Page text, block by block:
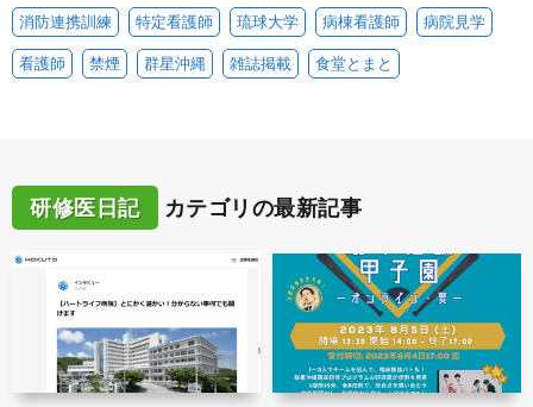
消防連携訓練 特定看護師 琉球大学 病棟看護師 病院見学
看護師 禁煙 群星沖縄 雑誌掲載 食堂とまと
研修医日記 カテゴリの最新記事